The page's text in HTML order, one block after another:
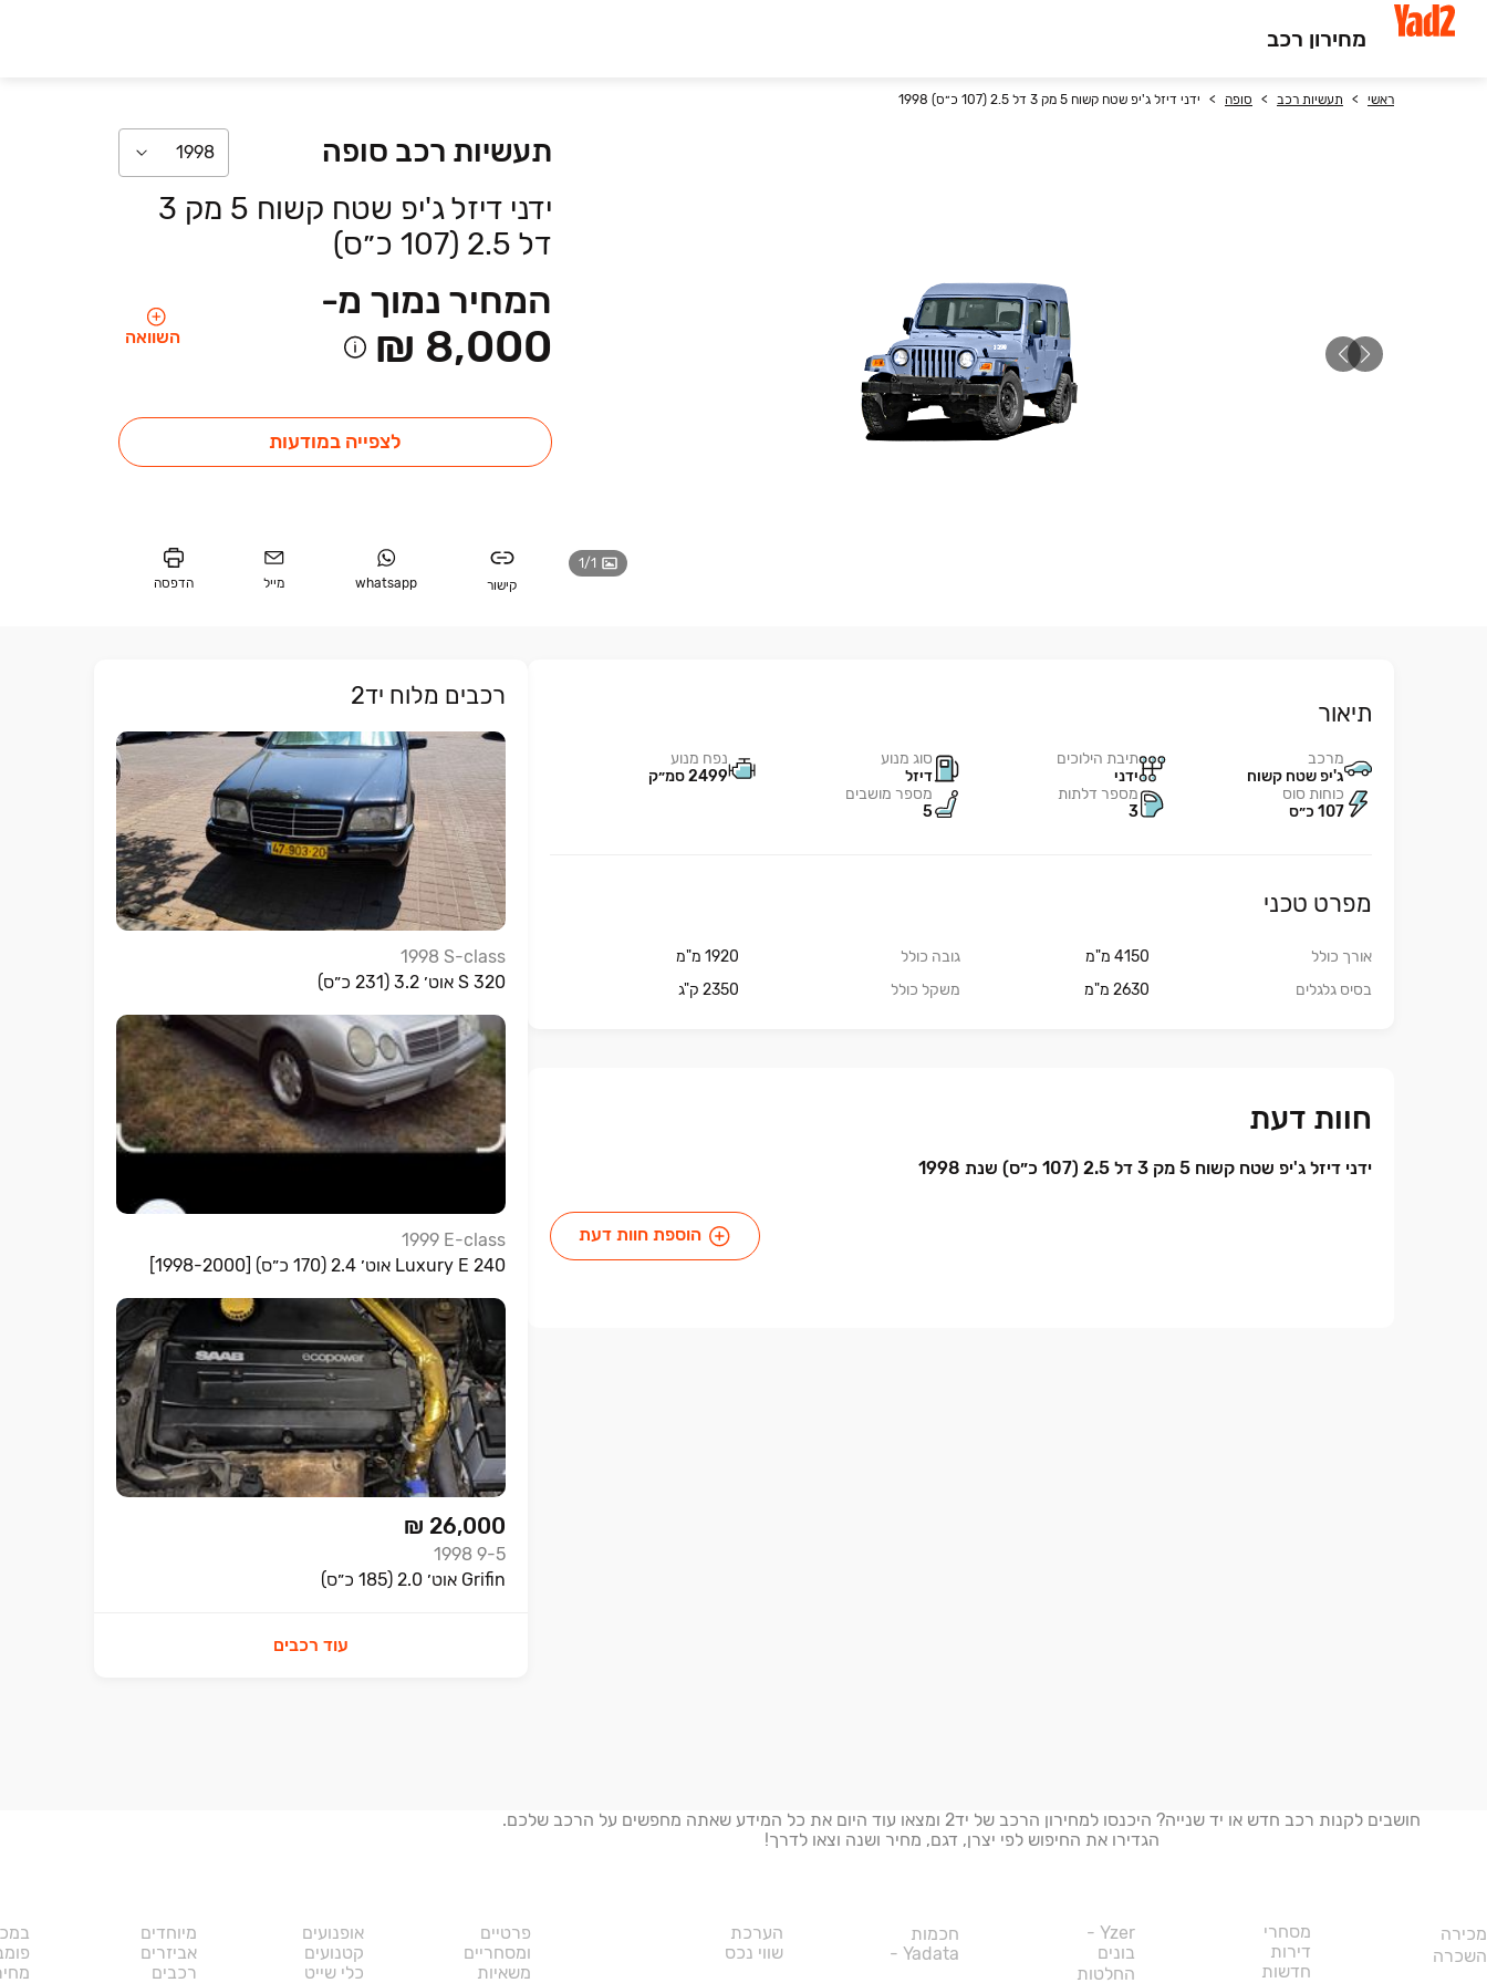
מחירון רכב
ראשי תעשיות רכב סופה ידני דיזל ג'יפ שטח קשוח 5 מק 3 דל 2.5 (107 כ״ס) 1998
1/1
תעשיות רכב סופה
ידני דיזל ג'יפ שטח קשוח 5 מק 3
דל 2.5 (107 כ״ס)
1998
המחיר נמוך מ-
₪ 8,000 השוואה
לצפייה במודעות
קישור whatsapp מייל הדפסה
תיאור
מרכב
ג'יפ שטח קשוח
תיבת הילוכים
ידני
סוג מנוע
דיזל
נפח מנוע
2499 סמ״ק
כוחות סוס
107 כ״ס
מספר דלתות
3
מספר מושבים
5
מפרט טכני
אורך כולל 4150 מ"מ גובה כולל
1920 מ"מ
בסיס גלגלים
2630 מ"מ משקל כולל 2350 ק"ג
חוות דעת
ידני דיזל ג'יפ שטח קשוח 5 מק 3 דל 2.5 (107 כ״ס) שנת 1998
הוספת חוות דעת
רכבים מלוח יד2
S-class
1998
S 320 אוט׳ 3.2 (231 כ״ס)
E-class
1999
Luxury E 240 אוט׳ 2.4 (170 כ״ס) [1998-2000]
₪ 26,000
9-5
1998
Grifin אוט׳ 2.0 (185 כ״ס)
עוד רכבים
חושבים לקנות רכב חדש או יד שנייה? היכנסו למחירון הרכב של יד2 ומצאו עוד היום את כל המידע שאתה מחפשים על הרכב שלכם.
הגדירו את החיפוש לפי יצרן, דגם, מחיר ושנה וצאו לדרך!
מכירה
השכרה
מסחרי
דירות
חדשות
Yzer -
בונים
החלטות
חכמות
Yadata -
הערכת
שווי נכס
פרטיים
ומסחריים
משאיות
אופנועים
קטנועים
כלי שייט
מיוחדים
אביזרים
רכבים